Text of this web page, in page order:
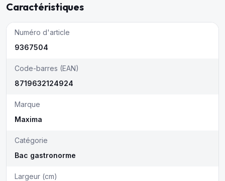
Caractéristiques
Numéro d'article
9367504
Code-barres (EAN)
8719632124924
Marque
Maxima
Catégorie
Bac gastronorme
Largeur (cm)